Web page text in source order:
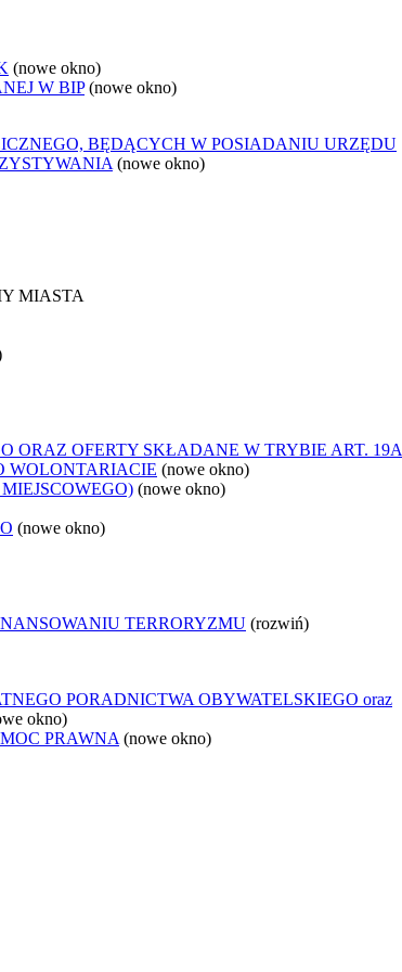
(nowe okno)
W BIP (nowe okno)
BĘDĄCYCH W POSIADANIU URZĘDU
(nowe okno)
MIASTA
ORAZ OFERTY SKŁADANE W TRYBIE ART. 19A
WOLONTARIACIE (nowe okno)
(nowe okno)
(nowe okno)
TERRORYZMU (rozwiń)
PORADNICTWA OBYWATELSKIEGO oraz
okno)
PRAWNA (nowe okno)